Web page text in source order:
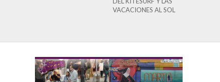
VACACIONES AL SOL